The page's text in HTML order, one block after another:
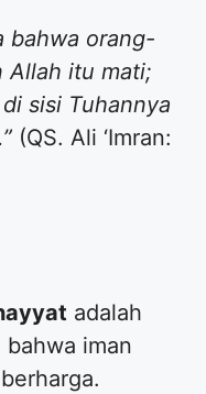
bahwa orang-
Allah itu mati;
sisi Tuhannya
(QS. Ali ‘Imran:
adalah
iman